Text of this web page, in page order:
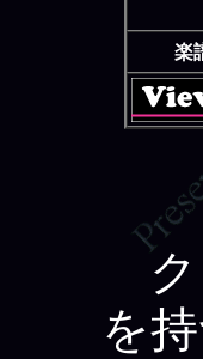
楽
ク
を